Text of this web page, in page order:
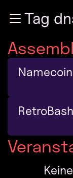
Zum Inhalt
Tag
Namecoin